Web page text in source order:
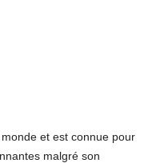
et est connue pour
malgré son